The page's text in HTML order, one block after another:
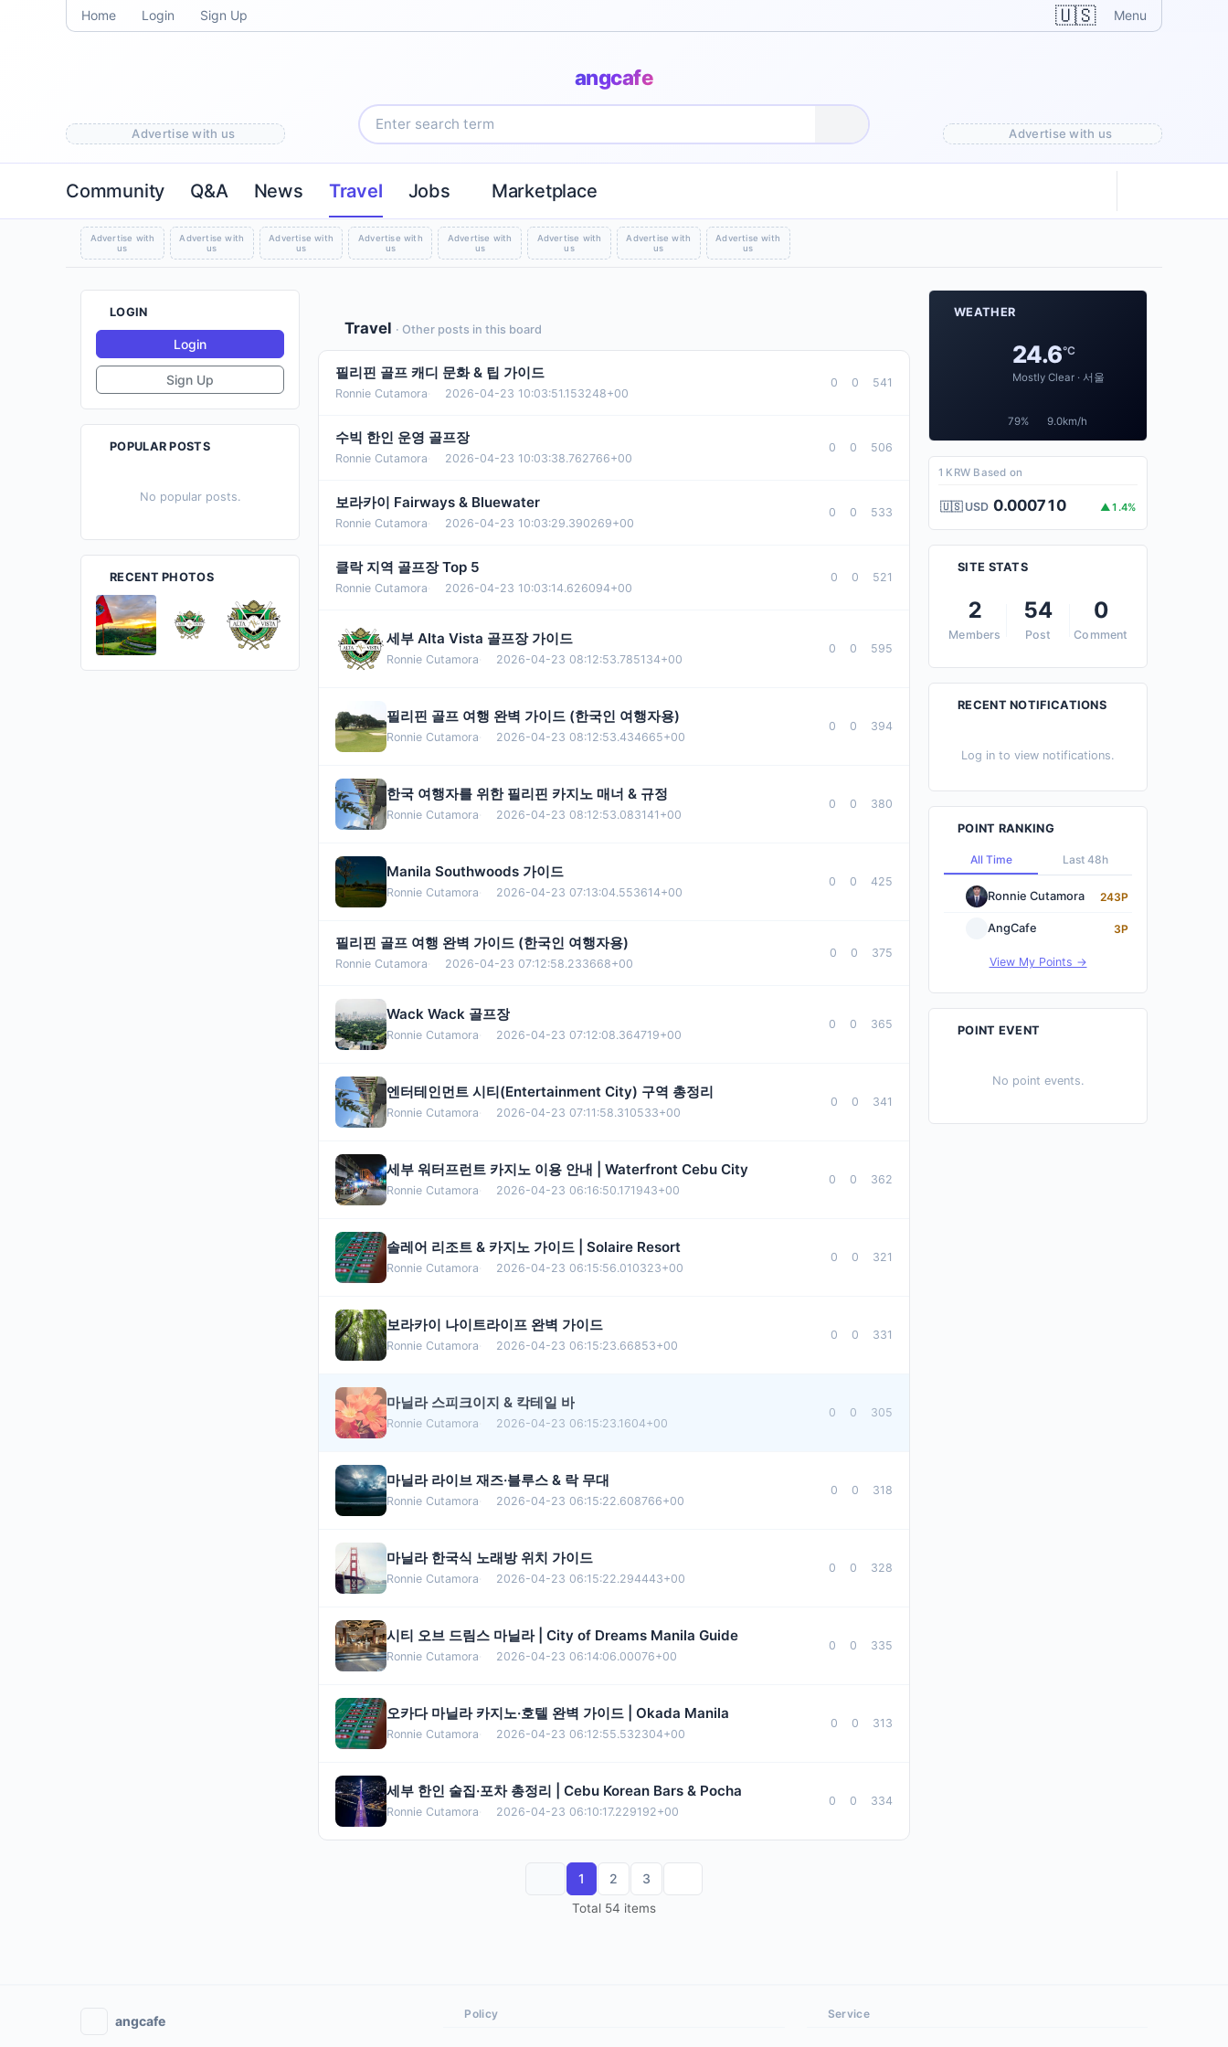
Home Login Sign Up 🇺🇸 Menu
Advertise with us
angcafe
Advertise with us
Community Q&A News Travel Jobs Marketplace
Advertise with
us
Advertise with
us
Advertise with
us
Advertise with
us
Advertise with
us
Advertise with
us
Advertise with
us
Advertise with
us
LOGIN
Login
Sign Up
POPULAR POSTS
No popular posts.
RECENT PHOTOS
Travel · Other posts in this board
필리핀 골프 캐디 문화 & 팁 가이드
Ronnie Cutamora 2026-04-23 10:03:51.153248+00
0 0 541
수빅 한인 운영 골프장
Ronnie Cutamora 2026-04-23 10:03:38.762766+00
0 0 506
보라카이 Fairways & Bluewater
Ronnie Cutamora 2026-04-23 10:03:29.390269+00
0 0 533
클락 지역 골프장 Top 5
Ronnie Cutamora 2026-04-23 10:03:14.626094+00
0 0 521
세부 Alta Vista 골프장 가이드
Ronnie Cutamora 2026-04-23 08:12:53.785134+00
0 0 595
필리핀 골프 여행 완벽 가이드 (한국인 여행자용)
Ronnie Cutamora 2026-04-23 08:12:53.434665+00
0 0 394
한국 여행자를 위한 필리핀 카지노 매너 & 규정
Ronnie Cutamora 2026-04-23 08:12:53.083141+00
0 0 380
Manila Southwoods 가이드
Ronnie Cutamora 2026-04-23 07:13:04.553614+00
0 0 425
필리핀 골프 여행 완벽 가이드 (한국인 여행자용)
Ronnie Cutamora 2026-04-23 07:12:58.233668+00
0 0 375
Wack Wack 골프장
Ronnie Cutamora 2026-04-23 07:12:08.364719+00
0 0 365
엔터테인먼트 시티(Entertainment City) 구역 총정리
Ronnie Cutamora 2026-04-23 07:11:58.310533+00
0 0 341
세부 워터프런트 카지노 이용 안내 | Waterfront Cebu City
Ronnie Cutamora 2026-04-23 06:16:50.171943+00
0 0 362
솔레어 리조트 & 카지노 가이드 | Solaire Resort
Ronnie Cutamora 2026-04-23 06:15:56.010323+00
0 0 321
보라카이 나이트라이프 완벽 가이드
Ronnie Cutamora 2026-04-23 06:15:23.66853+00
0 0 331
마닐라 스피크이지 & 칵테일 바
Ronnie Cutamora 2026-04-23 06:15:23.1604+00
0 0 305
마닐라 라이브 재즈·블루스 & 락 무대
Ronnie Cutamora 2026-04-23 06:15:22.608766+00
0 0 318
마닐라 한국식 노래방 위치 가이드
Ronnie Cutamora 2026-04-23 06:15:22.294443+00
0 0 328
시티 오브 드림스 마닐라 | City of Dreams Manila Guide
Ronnie Cutamora 2026-04-23 06:14:06.00076+00
0 0 335
오카다 마닐라 카지노·호텔 완벽 가이드 | Okada Manila
Ronnie Cutamora 2026-04-23 06:12:55.532304+00
0 0 313
세부 한인 술집·포차 총정리 | Cebu Korean Bars & Pocha
Ronnie Cutamora 2026-04-23 06:10:17.229192+00
0 0 334
1 2 3
Total 54 items
WEATHER
24.6°C
Mostly Clear · 서울
79% 9.0km/h
1 KRW Based on
🇺🇸 USD 0.000710 ▲1.4%
SITE STATS
2
Members
54
Post
0
Comment
RECENT NOTIFICATIONS
Log in to view notifications.
POINT RANKING
All Time Last 48h
Ronnie Cutamora 243P
AngCafe 3P
View My Points →
POINT EVENT
No point events.
angcafe Policy Service